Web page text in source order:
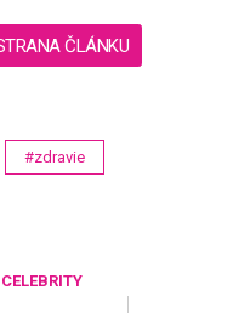
ČLÁNKU
#zdravie
CELEBRITY